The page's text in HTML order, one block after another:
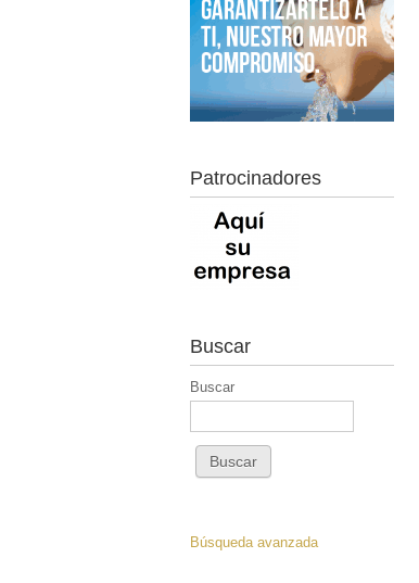
Patrocinadores
Buscar
Buscar
Búsqueda avanzada